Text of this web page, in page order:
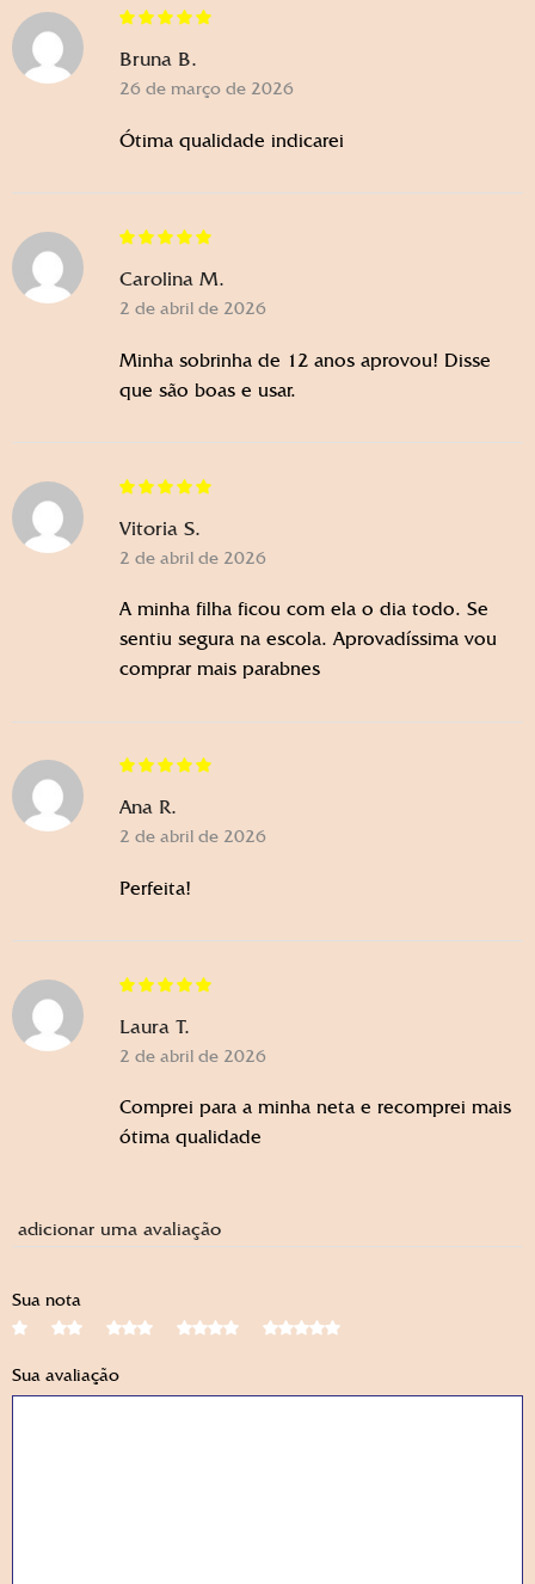
Bruna B.
26 de março de 2026
Ótima qualidade indicarei
Carolina M.
2 de abril de 2026
Minha sobrinha de 12 anos aprovou! Disse
que são boas e usar.
Vitoria S.
2 de abril de 2026
A minha filha ficou com ela o dia todo. Se
sentiu segura na escola. Aprovadíssima vou
comprar mais parabnes
Ana R.
2 de abril de 2026
Perfeita!
Laura T.
2 de abril de 2026
Comprei para a minha neta e recomprei mais
ótima qualidade
adicionar uma avaliação
Sua nota
Sua avaliação